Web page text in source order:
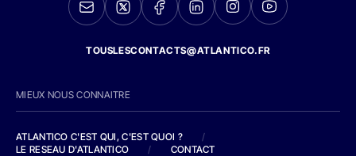
TOUSLESCONTACTS@ATLANTICO.FR
MIEUX NOUS CONNAITRE
ATLANTICO C'EST QUI, C'EST QUOI ?
/
LE RESEAU D'ATLANTICO
/ CONTACT